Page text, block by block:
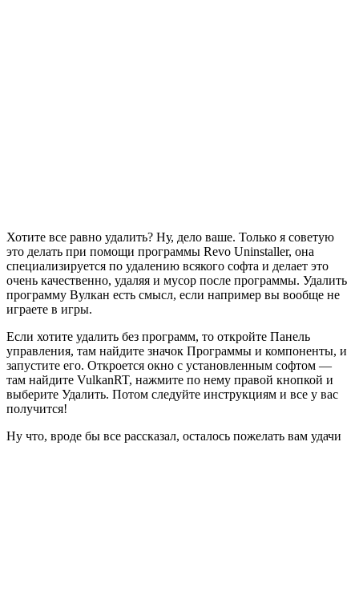
Хотите все равно удалить? Ну, дело ваше. Только я советую
это делать при помощи программы Revo Uninstaller, она
специализируется по удалению всякого софта и делает это
очень качественно, удаляя и мусор после программы. Удалить
программу Вулкан есть смысл, если например вы вообще не
играете в игры.
Если хотите удалить без программ, то откройте Панель
управления, там найдите значок Программы и компоненты, и
запустите его. Откроется окно с установленным софтом —
там найдите VulkanRT, нажмите по нему правой кнопкой и
выберите Удалить. Потом следуйте инструкциям и все у вас
получится!
Ну что, вроде бы все рассказал, осталось пожелать вам удачи